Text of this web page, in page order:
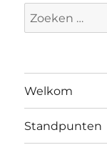
Zoeken
naar:
Welkom
Standpunten